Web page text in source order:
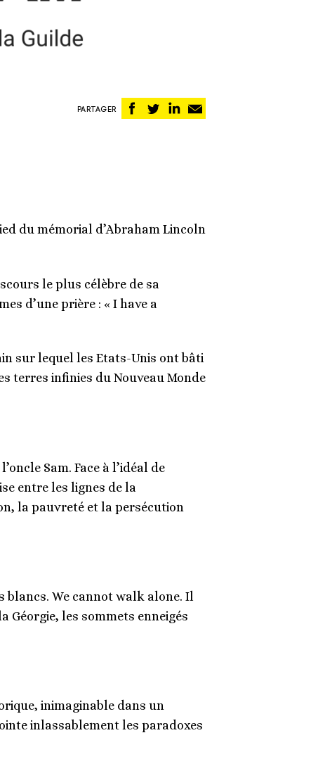
PARTAGER
Partager
sur
Partager
sur
Partager
sur par
du mémorial d’Abraham Lincoln
le plus célèbre de sa
d’une prière : « I have a
sur lequel les Etats-Unis ont bâti
terres infinies du Nouveau Monde
Sam. Face à l’idéal de
entre les lignes de la
la pauvreté et la persécution
We cannot walk alone. Il
Géorgie, les sommets enneigés
inimaginable dans un
inlassablement les paradoxes